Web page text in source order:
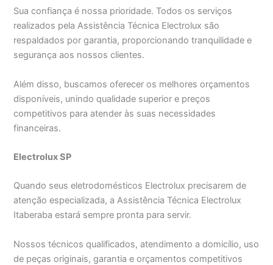
Sua confiança é nossa prioridade. Todos os serviços
realizados pela Assistência Técnica Electrolux são
respaldados por garantia, proporcionando tranquilidade e
segurança aos nossos clientes.
Além disso, buscamos oferecer os melhores orçamentos
disponíveis, unindo qualidade superior e preços
competitivos para atender às suas necessidades
financeiras.
Electrolux SP
Quando seus eletrodomésticos Electrolux precisarem de
atenção especializada, a Assistência Técnica Electrolux
Itaberaba estará sempre pronta para servir.
Nossos técnicos qualificados, atendimento a domicílio, uso
de peças originais, garantia e orçamentos competitivos